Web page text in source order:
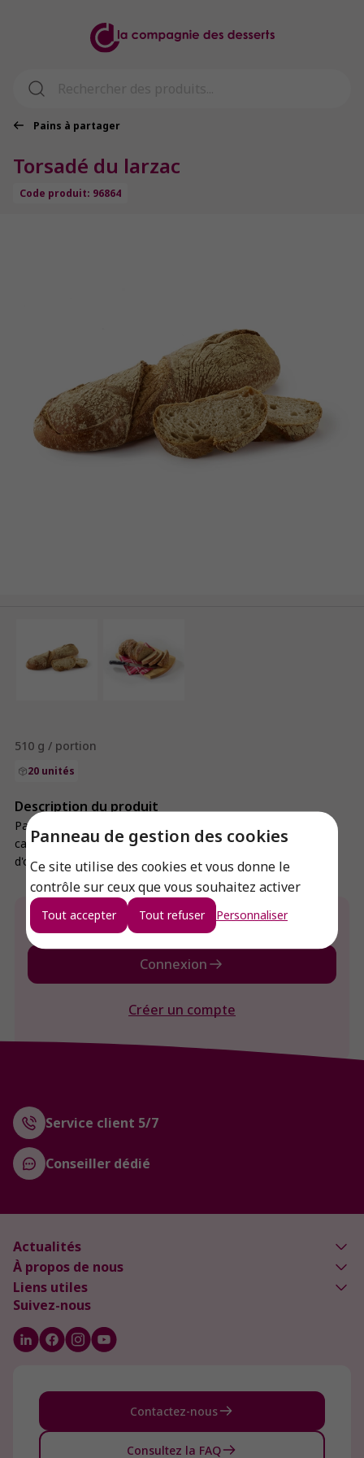
Panneau de gestion des cookies
Ce site utilise des cookies et vous donne le
contrôle sur ceux que vous souhaitez activer
Tout accepter Tout refuser Personnaliser
Pains à partager
Torsadé du larzac
Code produit: 96864
510 g / portion
20 unités
Description du produit
Pain typique par sa forme torsadée et sa saveur
caractéristique. Farine de blé aveyronnaise, farine de malt
d'orge, seigle.
Envie de connaitre le prix de ce produit ?
Connexion
Créer un compte
Service client 5/7
Conseiller dédié
Actualités
À propos de nous
Liens utiles
Suivez-nous
Contactez-nous
Consultez la FAQ